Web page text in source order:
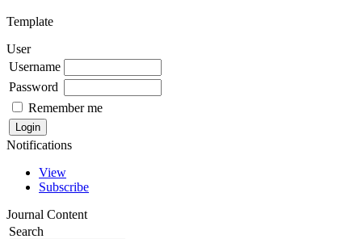
Template
User
Username
Password
Remember me
Notifications
View
Subscribe
Journal Content
Search